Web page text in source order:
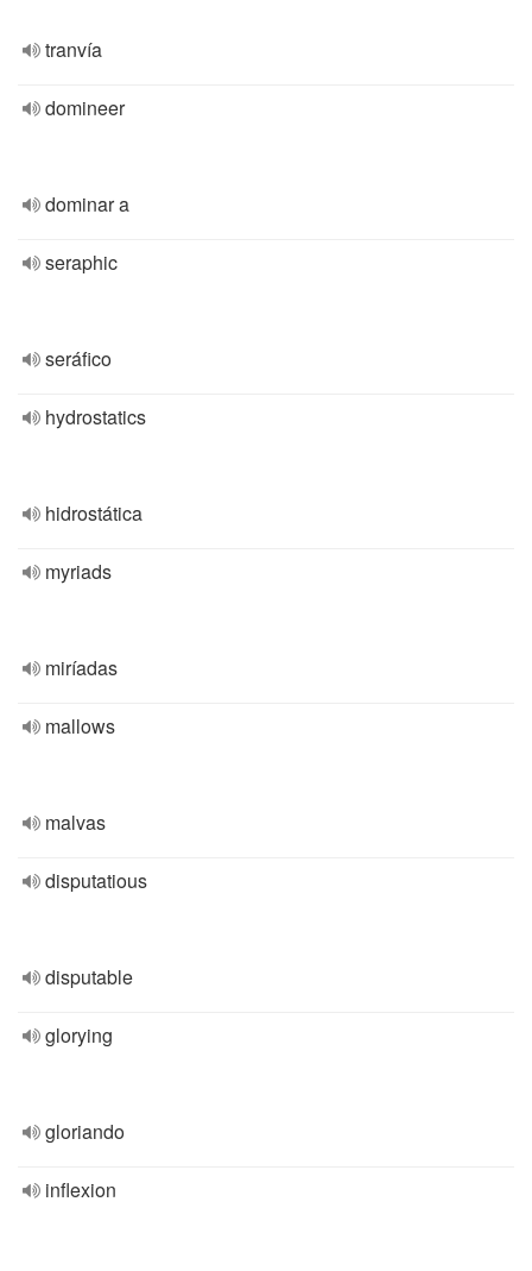
tranvía
domineer
dominar a
seraphic
seráfico
hydrostatics
hidrostática
myriads
miríadas
mallows
malvas
disputatious
disputable
glorying
gloriando
inflexion